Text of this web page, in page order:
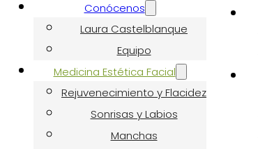
Conócenos
Laura Castelblanque
Equipo
Medicina Estética Facial
Rejuvenecimiento y Flacidez
Sonrisas y Labios
Manchas